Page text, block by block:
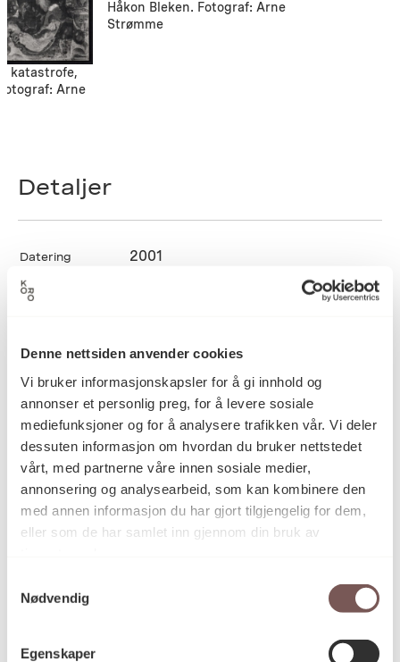
Denne nettsiden anvender cookies
Vi bruker informasjonskapsler for å gi innhold og
annonser et personlig preg, for å levere sosiale
mediefunksjoner og for å analysere trafikken vår. Vi deler
dessuten informasjon om hvordan du bruker nettstedet
vårt, med partnerne våre innen sosiale medier,
annonsering og analysearbeid, som kan kombinere den
med annen informasjon du har gjort tilgjengelig for dem,
eller som de har samlet inn gjennom din bruk av
Nødvendig
Egenskaper
katastrofe,
Arne
Håkon Bleken. Fotograf: Arne
Strømme
Detaljer
Datering 2001
Kategori Kulltegning, Tegning
Teknikk og
materiale
Kull på papir